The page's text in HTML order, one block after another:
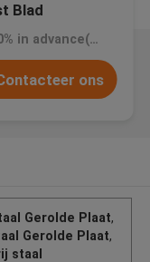
Blad
Prijs：30% in advance(negotiate a price)
ons
Gerolde Plaat,
Gerolde Plaat,
staal